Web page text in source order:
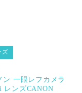
ズ
ン 一眼レフカメラ
レンズCANON